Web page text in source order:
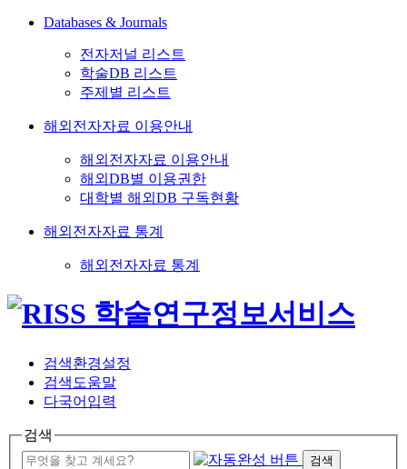
Databases & Journals
전자저널 리스트
학술DB 리스트
주제별 리스트
해외전자자료 이용안내
해외전자자료 이용안내
해외DB별 이용권한
대학별 해외DB 구독현황
해외전자자료 통계
해외전자자료 통계
검색환경설정
검색도움말
다국어입력
검색
검색